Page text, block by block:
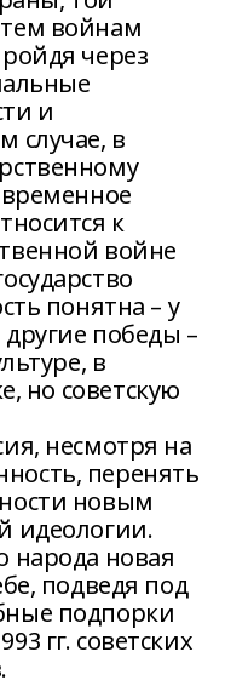
войнам
через
и
случае, в
к
войне
понятна – у
победы –
в
но советскую
несмотря на
перенять
новым
идеологии.
народа новая
подведя под
подпорки
гг. советских